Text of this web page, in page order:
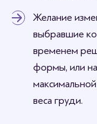
Желание
выбравшие
временем
формы, или
веса груди.